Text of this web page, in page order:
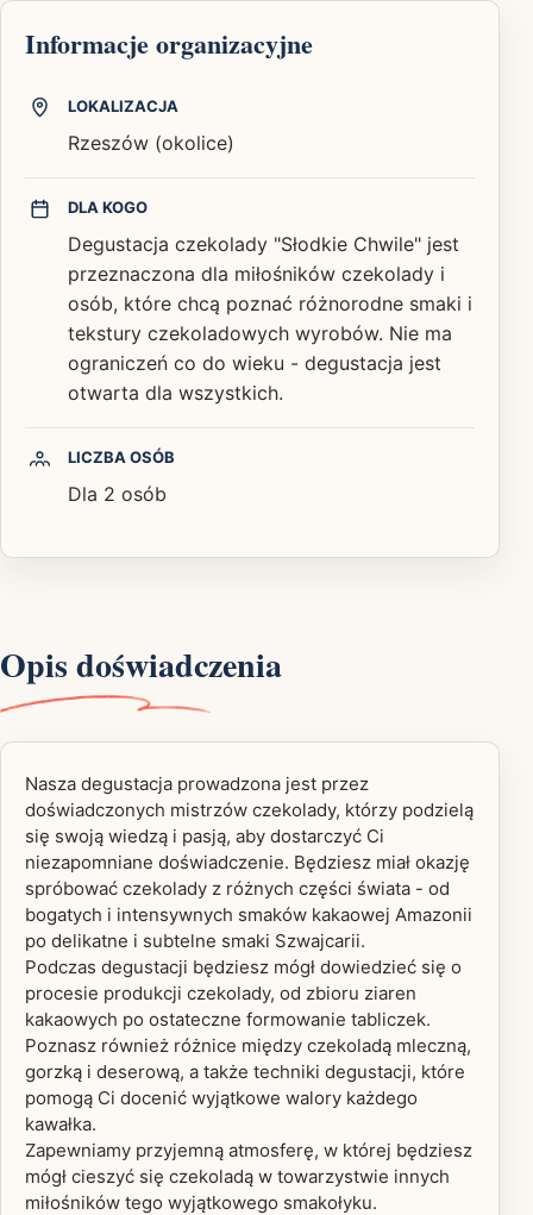
Informacje organizacyjne
LOKALIZACJA
Rzeszów (okolice)
DLA KOGO
Degustacja czekolady "Słodkie Chwile" jest
przeznaczona dla miłośników czekolady i
osób, które chcą poznać różnorodne smaki i
tekstury czekoladowych wyrobów. Nie ma
ograniczeń co do wieku - degustacja jest
otwarta dla wszystkich.
LICZBA OSÓB
Dla 2 osób
Opis doświadczenia
Nasza degustacja prowadzona jest przez
doświadczonych mistrzów czekolady, którzy podzielą
się swoją wiedzą i pasją, aby dostarczyć Ci
niezapomniane doświadczenie. Będziesz miał okazję
spróbować czekolady z różnych części świata - od
bogatych i intensywnych smaków kakaowej Amazonii
po delikatne i subtelne smaki Szwajcarii.
Podczas degustacji będziesz mógł dowiedzieć się o
procesie produkcji czekolady, od zbioru ziaren
kakaowych po ostateczne formowanie tabliczek.
Poznasz również różnice między czekoladą mleczną,
gorzką i deserową, a także techniki degustacji, które
pomogą Ci docenić wyjątkowe walory każdego
kawałka.
Zapewniamy przyjemną atmosferę, w której będziesz
mógł cieszyć się czekoladą w towarzystwie innych
miłośników tego wyjątkowego smakołyku.